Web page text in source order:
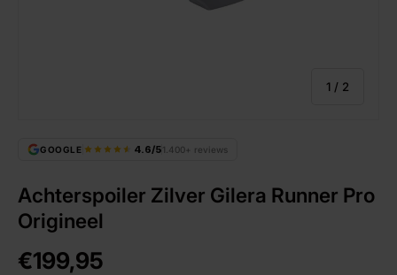
1 / van
2
GOOGLE 4.6/51.400+ reviews
Achterspoiler Zilver Gilera Runner Pro
Origineel
€199,95